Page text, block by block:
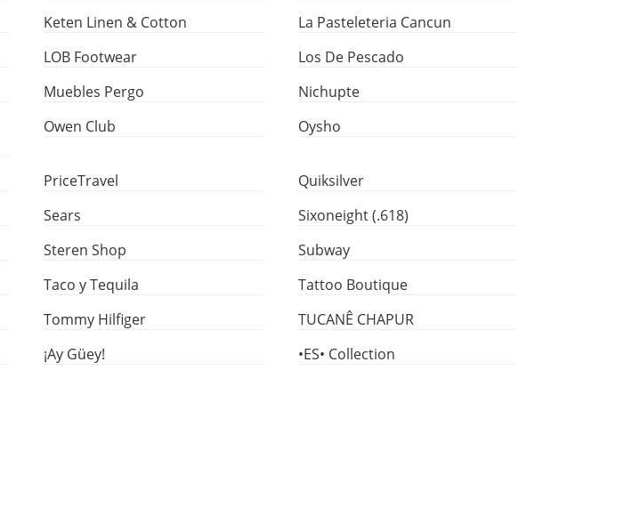
Keten Linen & Cotton
La Pasteleteria Cancun
LOB Footwear
Los De Pescado
Muebles Pergo
Nichupte
Owen Club Oysho
PriceTravel
Quiksilver
Sears
Sixoneight (.618)
Steren Shop
Subway
Taco y Tequila
Tattoo Boutique
Tommy Hilfiger
TUCANÊ CHAPUR
¡Ay Güey! •ES• Collection